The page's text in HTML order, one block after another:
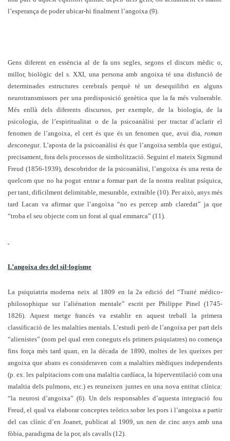
l’esperança de poder ubicar-hi finalment l’angoixa (9).
Gens diferent en essència al de fa uns segles, segons el discurs mèdic o,
millor, biològic del s. XXI, una persona amb angoixa té una disfunció de
determinades estructures cerebrals perquè té un desequilibri en alguns
neurotransmissors per una predisposició genètica que la fa més vulnerable.
Més enllà dels diferents discursos, per exemple, de la biologia, de la
psicologia, de l’espiritualitat o de la psicoanàlisi per tractar d’aclarir el
fenomen de l’angoixa, el cert és que és un fenomen que, avui dia, roman
desconegut . L’aposta de la psicoanàlisi és que l’angoixa sembla que estigui,
precisament, fora dels processos de simbolització. Seguint el mateix Sigmund
Freud (1856-1939), descobridor de la psicoanàlisi, l’angoixa és una resta de
quelcom que no ha pogut entrar a formar part de la nostra realitat psíquica,
per tant, difícilment delimitable, mesurable, extraïble (10). Per això, anys més
tard Lacan va afirmar que l’angoixa “no es percep amb claredat” ja que
“troba el seu objecte com un forat al qual emmarca” (11).
L’angoixa des del sil·logisme
La psiquiatria moderna neix al 1809 en la 2a edició del “Traité médico-
philosophique sur l’aliénation mentale” escrit per Philippe Pinel (1745-
1826). Aquest metge francès va establir en aquest treball la primera
classificació de les malalties mentals. L’estudi però de l’angoixa per part dels
“alienistes” (nom pel qual eren coneguts els primers psiquiatres) no comença
fins força més tard quan, en la dècada de 1890, moltes de les queixes per
angoixa que abans es consideraven com a malalties mèdiques independents
(p. ex. les palpitacions com una malaltia cardíaca, la hiperventilació com una
malaltia dels pulmons, etc.) es reuneixen juntes en una nova entitat clínica:
“la neurosi d’angoixa” (6). Un dels responsables d’aquesta integració fou
Freud, el qual va elaborar conceptes teòrics sobre les pors i l’angoixa a partir
del cas clínic d’en Joanet, publicat al 1909, un nen de cinc anys amb una
fòbia, paradigma de la por, als cavalls (12).